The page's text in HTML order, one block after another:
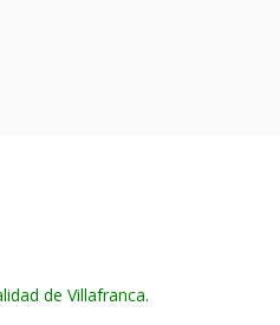
de Villafranca.